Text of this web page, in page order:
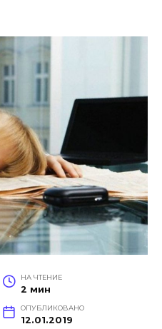
НА ЧТЕНИЕ
2 мин
ОПУБЛИКОВАНО
12.01.2019